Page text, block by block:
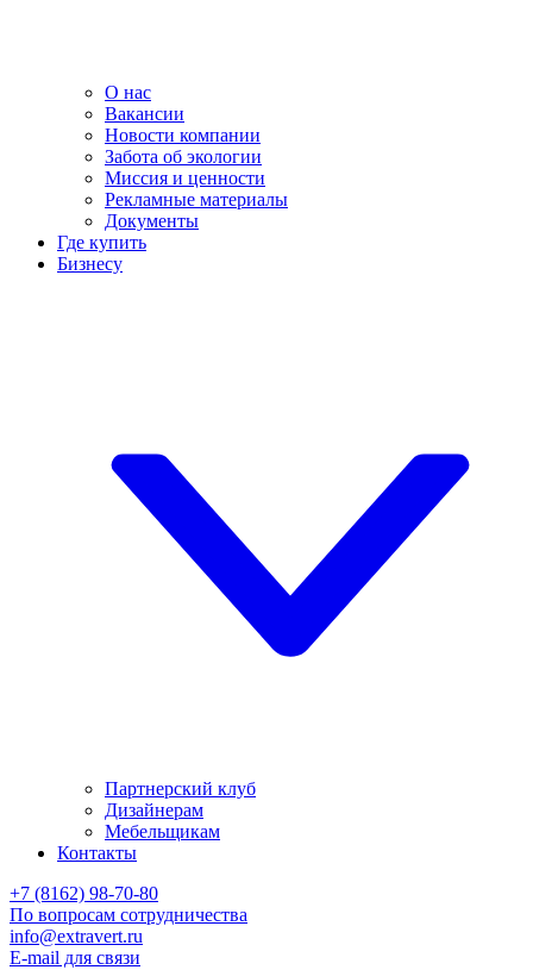
О нас
Вакансии
Новости компании
Забота об экологии
Миссия и ценности
Рекламные материалы
Документы
Где купить
Бизнесу
Партнерский клуб
Дизайнерам
Мебельщикам
Контакты
+7 (8162) 98-70-80
По вопросам сотрудничества
info@extravert.ru
E-mail для связи